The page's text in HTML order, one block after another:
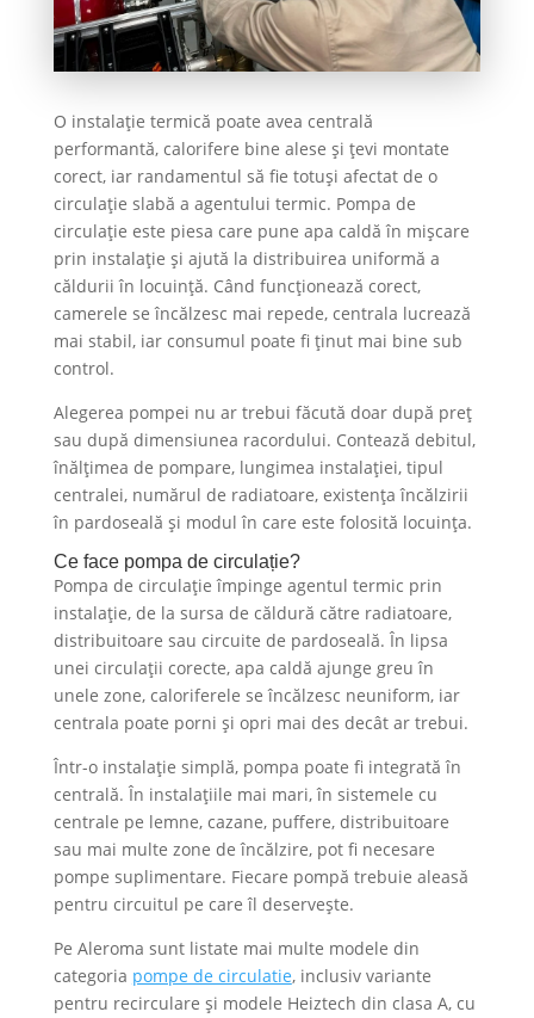
O instalație termică poate avea centrală
performantă, calorifere bine alese și țevi montate
corect, iar randamentul să fie totuși afectat de o
circulație slabă a agentului termic. Pompa de
circulație este piesa care pune apa caldă în mișcare
prin instalație și ajută la distribuirea uniformă a
căldurii în locuință. Când funcționează corect,
camerele se încălzesc mai repede, centrala lucrează
mai stabil, iar consumul poate fi ținut mai bine sub
control.
Alegerea pompei nu ar trebui făcută doar după preț
sau după dimensiunea racordului. Contează debitul,
înălțimea de pompare, lungimea instalației, tipul
centralei, numărul de radiatoare, existența încălzirii
în pardoseală și modul în care este folosită locuința.
Ce face pompa de circulație?
Pompa de circulație împinge agentul termic prin
instalație, de la sursa de căldură către radiatoare,
distribuitoare sau circuite de pardoseală. În lipsa
unei circulații corecte, apa caldă ajunge greu în
unele zone, caloriferele se încălzesc neuniform, iar
centrala poate porni și opri mai des decât ar trebui.
Într-o instalație simplă, pompa poate fi integrată în
centrală. În instalațiile mai mari, în sistemele cu
centrale pe lemne, cazane, puffere, distribuitoare
sau mai multe zone de încălzire, pot fi necesare
pompe suplimentare. Fiecare pompă trebuie aleasă
pentru circuitul pe care îl deservește.
Pe Aleroma sunt listate mai multe modele din
categoria pompe de circulatie, inclusiv variante
pentru recirculare și modele Heiztech din clasa A, cu